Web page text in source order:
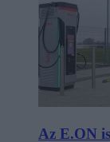
Az E.ON